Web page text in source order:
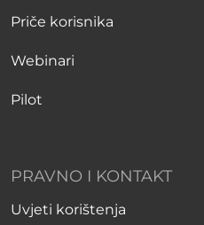
Priče korisnika
Webinari
Pilot
PRAVNO I KONTAKT
Uvjeti korištenja